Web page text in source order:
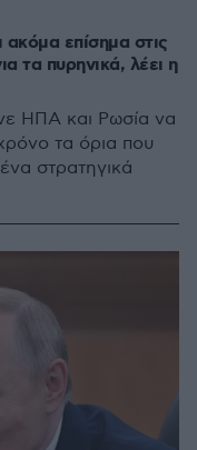
επίσημα στις
τα πυρηνικά, λέει η
ΗΠΑ και Ρωσία να
τα όρια που
στρατηγικά